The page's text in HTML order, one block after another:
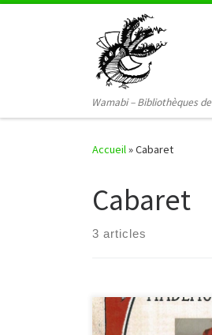
Wamabi – Bibliothèques
Accueil»Cabaret
Cabaret
3 articles